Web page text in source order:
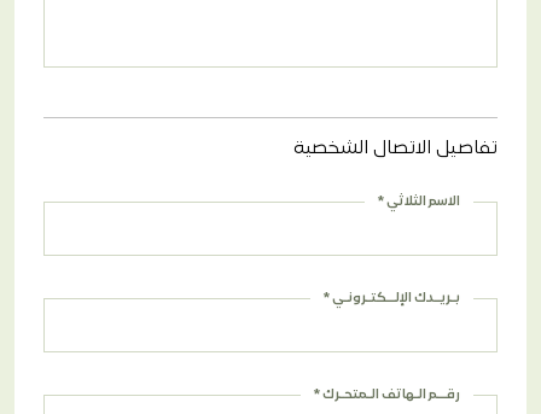
email
info@volunteers.ae
تفاصيل الاتصال الشخصية
الاسم الثلاثي *
بـريـدك الإلــكتـرونـي *
رقــم الـهاتف الـمتحـرك *